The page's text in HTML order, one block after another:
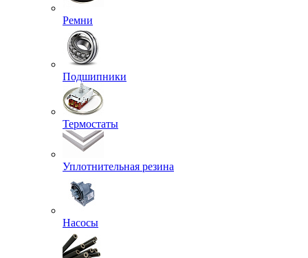
Ремни
Подшипники
Термостаты
Уплотнительная резина
Насосы